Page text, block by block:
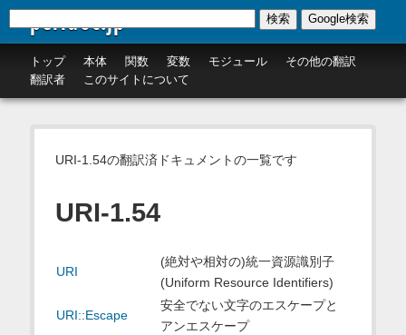
perldoc.jp
トップ 本体 関数 変数 モジュール
その他の翻訳
翻訳者
このサイトについて
検索 Google検索
URI-1.54の翻訳済ドキュメントの一覧です
URI-1.54
URI
(絶対や相対の)統一資源識別子
(Uniform Resource Identifiers)
URI::Escape
安全でない文字のエスケープと
アンエスケープ